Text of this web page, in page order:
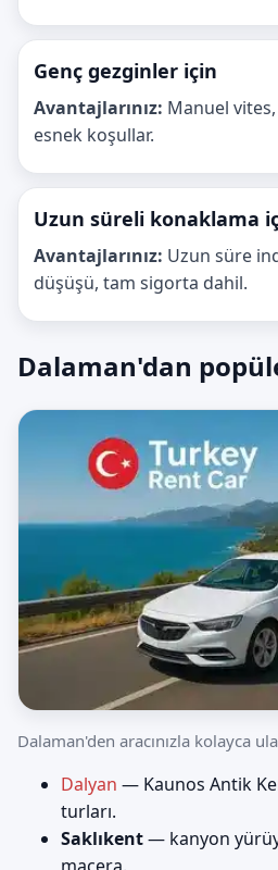
Genç gezginler için
Avantajlarınız: Manuel
esnek koşullar.
Uzun süreli konaklama
Avantajlarınız: Uzun süre
düşüşü, tam sigorta dahil.
Dalaman'dan
Dalaman'den aracınızla kolayca
Dalyan — Kaunos Antik
turları.
Saklıkent— kanyon